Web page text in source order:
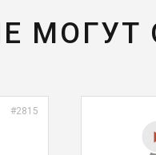
МОГУТ
#2815